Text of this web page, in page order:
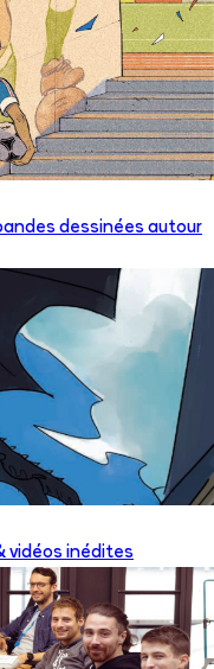
dessinées autour
vidéos inédites